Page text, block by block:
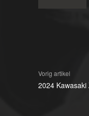
Vorig artikel
2024